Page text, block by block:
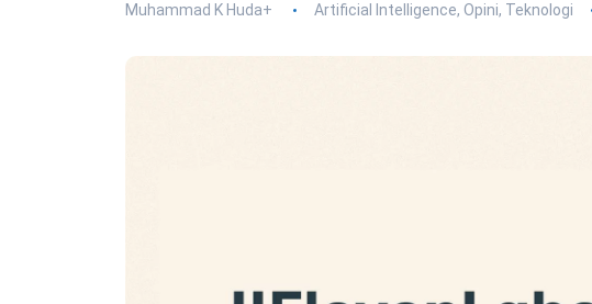
Muhammad K Huda+ Artificial Intelligence, Opini, Teknologi